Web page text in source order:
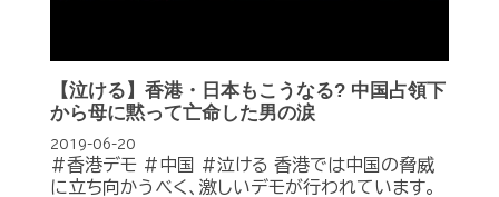
【泣ける】香港・日本もこうなる? 中国占領下
から母に黙って亡命した男の涙
2019-06-20
#香港デモ #中国 #泣ける 香港では中国の脅威
に立ち向かうべく、激しいデモが行われています。